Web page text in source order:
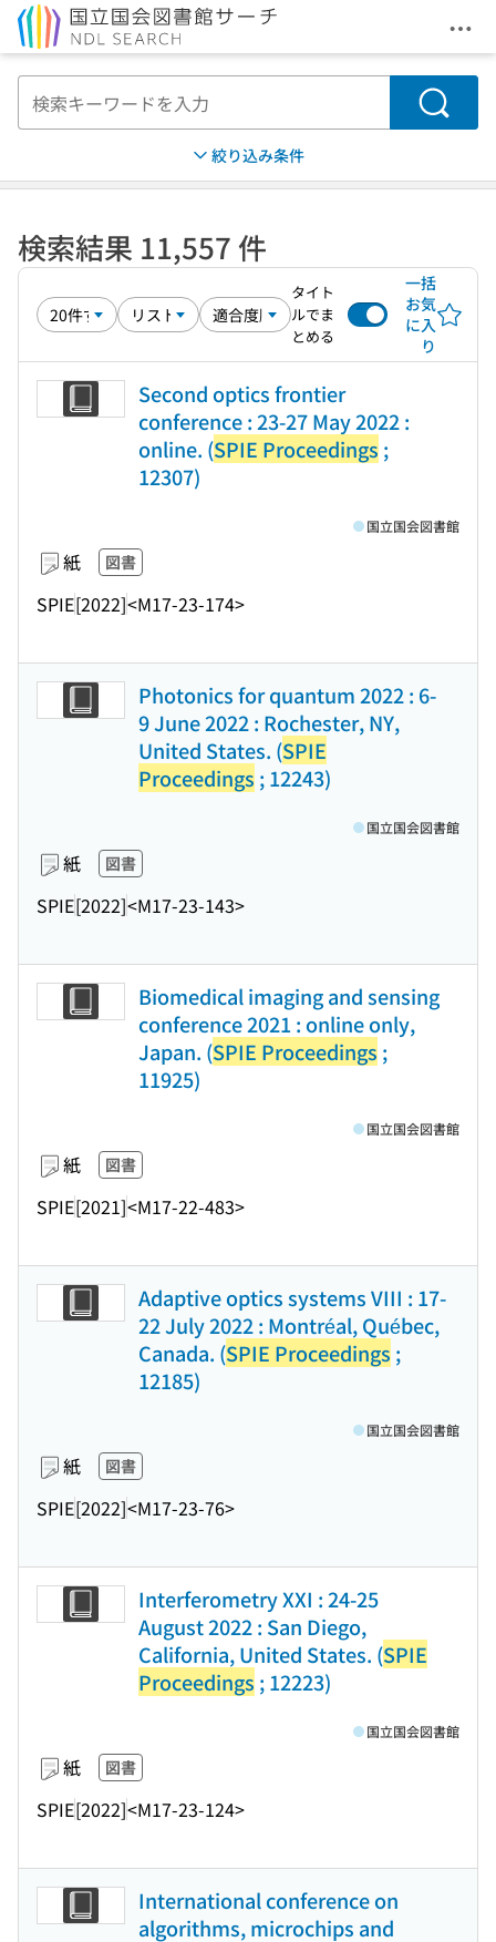
メ
検索
絞り込み条件
検索結果 11,557 件
タイト
ルでま
とめる
一括
お気
に入
り
Second optics frontier
conference : 23-27 May 2022 :
online. (SPIE Proceedings ;
12307)
紙 図書
SPIE[2022]<M17-23-174>
国立国会図書館
Photonics for quantum 2022 : 6-
9 June 2022 : Rochester, NY,
United States. (SPIE
Proceedings ; 12243)
紙 図書
SPIE[2022]<M17-23-143>
国立国会図書館
Biomedical imaging and sensing
conference 2021 : online only,
Japan. (SPIE Proceedings ;
11925)
紙 図書
SPIE[2021]<M17-22-483>
国立国会図書館
Adaptive optics systems VIII : 17-
22 July 2022 : Montréal, Québec,
Canada. (SPIE Proceedings ;
12185)
紙 図書
SPIE[2022]<M17-23-76>
国立国会図書館
Interferometry XXI : 24-25
August 2022 : San Diego,
California, United States. (SPIE
Proceedings ; 12223)
紙 図書
SPIE[2022]<M17-23-124>
国立国会図書館
International conference on
algorithms, microchips and